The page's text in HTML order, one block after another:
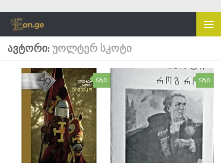
Skip to content
ᲐᲕᲢᲝᲠᲘ: ᲣᲝᲚᲢᲔᲠ ᲡᲙᲝᲢᲘ
0 0